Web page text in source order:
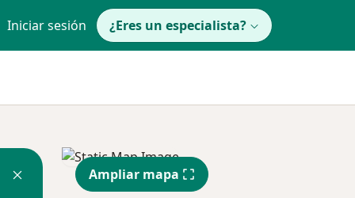
Iniciar sesión ¿Eres un especialista?
Ampliar mapa